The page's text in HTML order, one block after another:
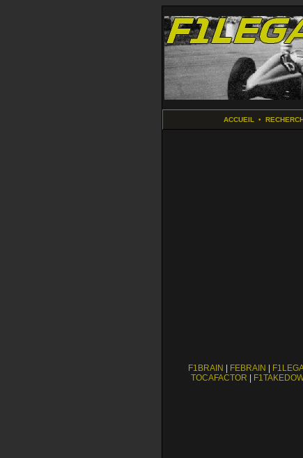
ACCUEIL •
F1BRAIN FEBRAIN
TOCAFACTOR